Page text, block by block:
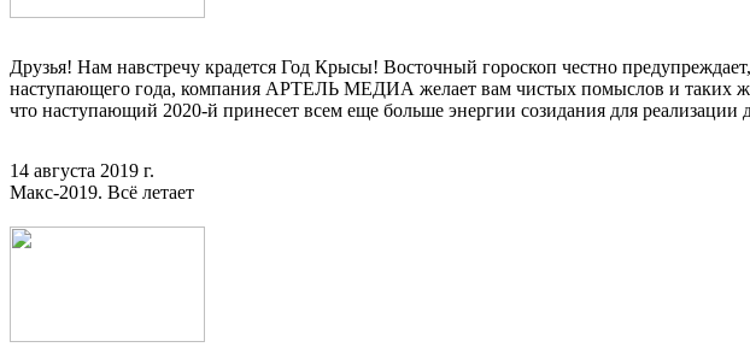
Друзья! Нам навстречу крадется Год Крысы! Восточный гороскоп честно
наступающего года, компания АРТЕЛЬ МЕДИА желает вам чистых помыслов и таких
что наступающий 2020-й принесет всем еще больше энергии созидания для
14 августа 2019 г.
Макс-2019. Всё летает